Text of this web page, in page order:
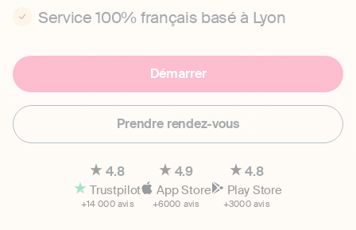
Service 100% français basé à Lyon
Démarrer
Prendre rendez-vous
4.8
Trustpilot
+14 000 avis
4.9
App Store
+6000 avis
4.8
Play Store
+3000 avis